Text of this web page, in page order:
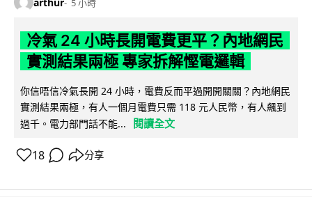
5 小時
冷氣 24 小時長開電費更平？內地網民
實測結果兩極 專家拆解慳電邏輯
你信唔信冷氣長開 24 小時，電費反而平過開開關關？內地網民
實測結果兩極，有人一個月電費只需 118 元人民幣，有人飆到
過千。電力部門話不能...
閱讀全文
18 分享